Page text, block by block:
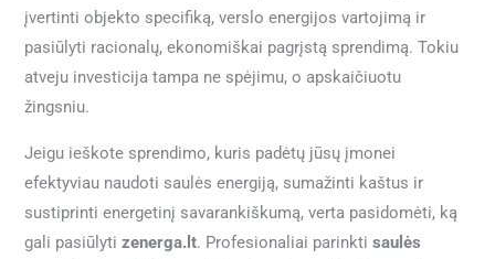
įvertinti objekto specifiką, verslo energijos vartojimą ir
pasiūlyti racionalų, ekonomiškai pagrįstą sprendimą. Tokiu
atveju investicija tampa ne spėjimu, o apskaičiuotu
žingsniu.
Jeigu ieškote sprendimo, kuris padėtų jūsų įmonei
efektyviau naudoti saulės energiją, sumažinti kaštus ir
sustiprinti energetinį savarankiškumą, verta pasidomėti, ką
gali pasiūlytizenerga.lt. Profesionaliai parinktisaulės